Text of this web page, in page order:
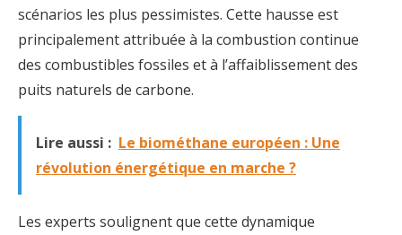
scénarios les plus pessimistes. Cette hausse est
principalement attribuée à la combustion continue
des combustibles fossiles et à l’affaiblissement des
puits naturels de carbone.
Lire aussi : Le biométhane européen : Une
révolution énergétique en marche ?
Les experts soulignent que cette dynamique